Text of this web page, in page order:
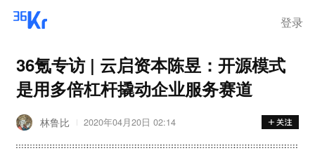
登录
36氪专访 | 云启资本陈昱：开源模式
是用多倍杠杆撬动企业服务赛道
林鲁比 2020年04月20日 02:14